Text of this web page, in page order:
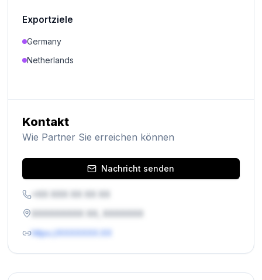
Exportziele
Germany
Netherlands
Kontakt
Wie Partner Sie erreichen können
Nachricht senden
https://XXXXXXX.XX